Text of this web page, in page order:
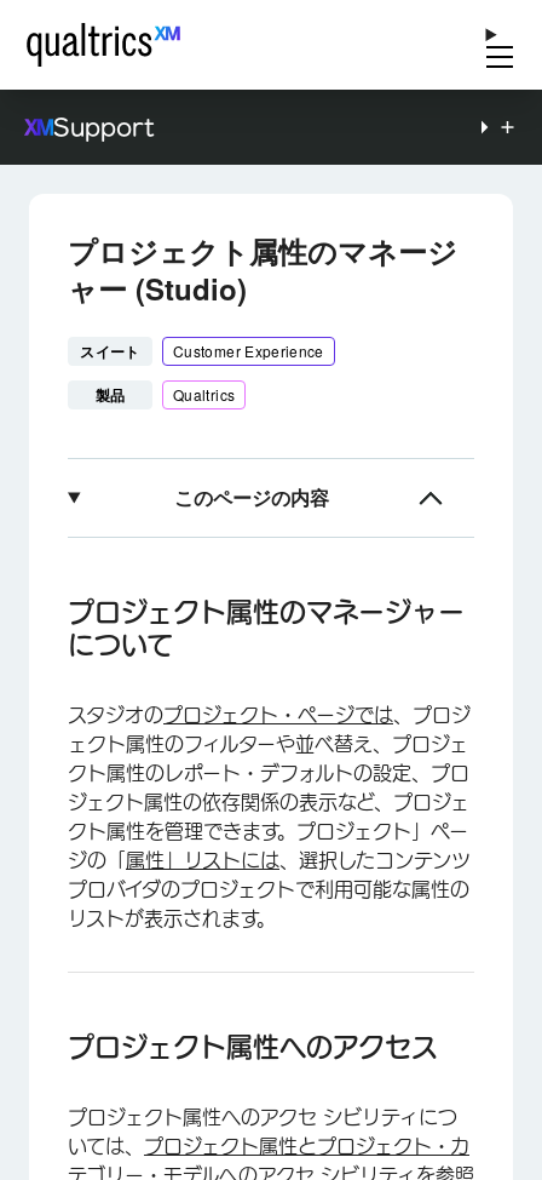
Support
プロジェクト属性のマネージ
ャー (Studio)
スイート Customer Experience
製品 Qualtrics
このページの内容
プロジェクト属性へのアクセス
プロジェクトページの概要
プロジェクト属性のフィルタリング
プロジェクト属性の並べ替え
属性のレポートデフォルトの設定
属性の依存関係の表示
見せたくない属性を隠す
グループアクセスで非表示にされた属性の表示
プロジェクト属性のマネージャー
について
スタジオのプロジェクト・ページでは 、プロジ
ェクト属性のフィルターや並べ替え、プロジェ
クト属性のレポート・デフォルトの設定、プロ
ジェクト属性の依存関係の表示など、プロジェ
クト属性を管理できます。プロジェクト」ペー
ジの「 属性」リストには 、選択したコンテンツ
プロバイダのプロジェクトで利用可能な属性の
リストが表示されます。
プロジェクト属性へのアクセス
プロジェクト属性へのアクセ シビリティにつ
いては、 プロジェクト属性とプロジェクト・カ
テゴリー・モデルへのアクセ シビリティを参照